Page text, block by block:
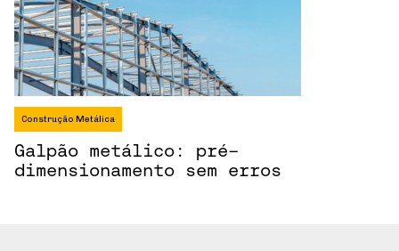
Construção Metálica
Galpão metálico: pré-
dimensionamento sem erros